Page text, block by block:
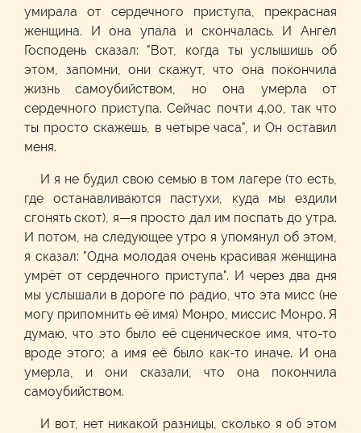
умирала от сердечного приступа, прекрасная
женщина. И она упала и скончалась. И Ангел
Господень сказал: "Вот, когда ты услышишь об
этом, запомни, они скажут, что она покончила
жизнь самоубийством, но она умерла от
сердечного приступа. Сейчас почти 4.00, так что
ты просто скажешь, в четыре часа", и Он оставил
меня.
И я не будил свою семью в том лагере (то есть,
где останавливаются пастухи, куда мы ездили
сгонять скот), я—я просто дал им поспать до утра.
И потом, на следующее утро я упомянул об этом,
я сказал: "Одна молодая очень красивая женщина
умрёт от сердечного приступа". И через два дня
мы услышали в дороге по радио, что эта мисс (не
могу припомнить её имя) Монро, миссис Монро. Я
думаю, что это было её сценическое имя, что-то
вроде этого; а имя её было как-то иначе. И она
умерла, и они сказали, что она покончила
самоубийством.
И вот, нет никакой разницы, сколько я об этом